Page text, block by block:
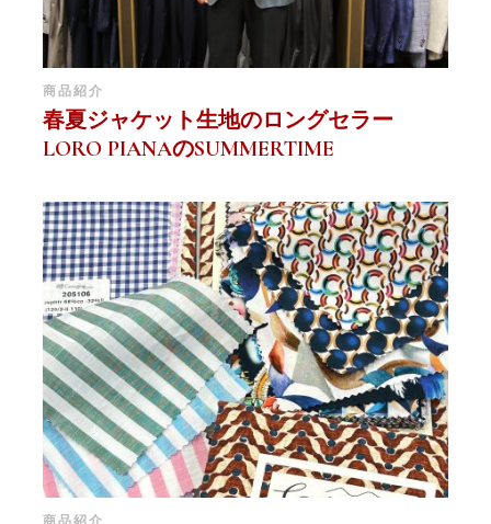
商品紹介
春夏ジャケット生地のロングセラー
LORO PIANAのSUMMERTIME
商品紹介